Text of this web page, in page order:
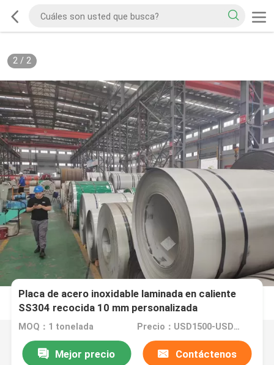
2/ 2
Placa de acero inoxidable laminada en caliente
SS304 recocida 10 mm personalizada
MOQ：1 tonelada Precio：USD1500-USD6000
Mejor precio Contáctenos